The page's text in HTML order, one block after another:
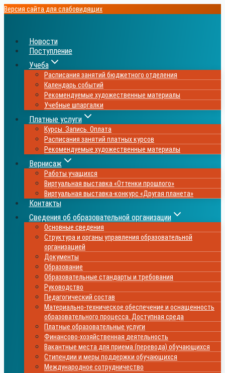
Перейти
Версия сайта для слабовидящих
Новости
Поступление
Учеба
Расписания занятий бюджетного отделения
Календарь событий
Рекомендуемые художественные материалы
Учебные шпаргалки
Платные услуги
Курсы. Запись. Оплата
Расписания занятий платных курсов
Рекомендуемые художественные материалы
Вернисаж
Работы учащихся
Виртуальная выставка «Оттенки прошлого»
Виртуальная выставка-конкурс «Другая планета»
Контакты
Сведения об образовательной организации
Основные сведения
Структура и органы управления образовательной
организацией
Документы
Образование
Образовательные стандарты и требования
Руководство
Педагогический состав
Материально-техническое обеспечение и оснащенность
образовательного процесса. Доступная среда
Платные образовательные услуги
Финансово-хозяйственная деятельность
Вакантные места для приема (перевода) обучающихся
Стипендии и меры поддержки обучающихся
Международное сотрудничество